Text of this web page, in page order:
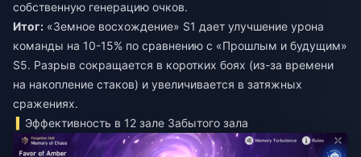
собственную генерацию очков.
Итог: «Земное восхождение» S1 дает улучшение урона
команды на 10-15% по сравнению с «Прошлым и будущим»
S5. Разрыв сокращается в коротких боях (из-за времени
на накопление стаков) и увеличивается в затяжных
сражениях.
Эффективность в 12 зале Забытого зала